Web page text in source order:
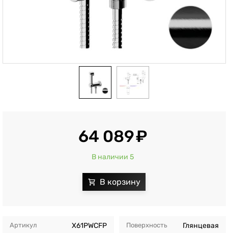
Артикул X61PWCFP Поверхность Глянцевая
64 089
В наличии 5